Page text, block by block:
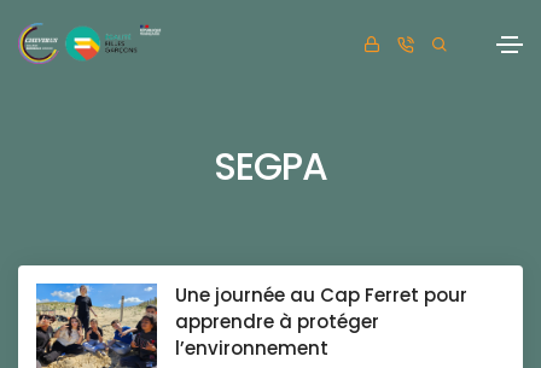
SEGPA
Une journée au Cap Ferret pour
apprendre à protéger
l’environnement